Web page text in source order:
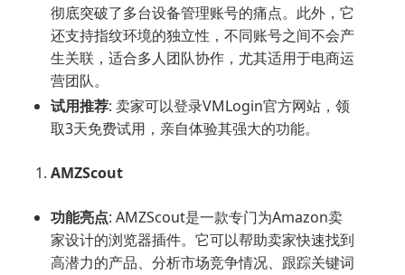
彻底突破了多台设备管理账号的痛点。此外，它
还支持指纹环境的独立性，不同账号之间不会产
生关联，适合多人团队协作，尤其适用于电商运
营团队。
试用推荐: 卖家可以登录VMLogin官方网站，领
取3天免费试用，亲自体验其强大的功能。
AMZScout
功能亮点: AMZScout是一款专门为Amazon卖
家设计的浏览器插件。它可以帮助卖家快速找到
高潜力的产品、分析市场竞争情况、跟踪关键词